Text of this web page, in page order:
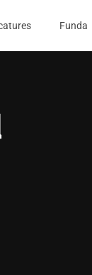
Funda